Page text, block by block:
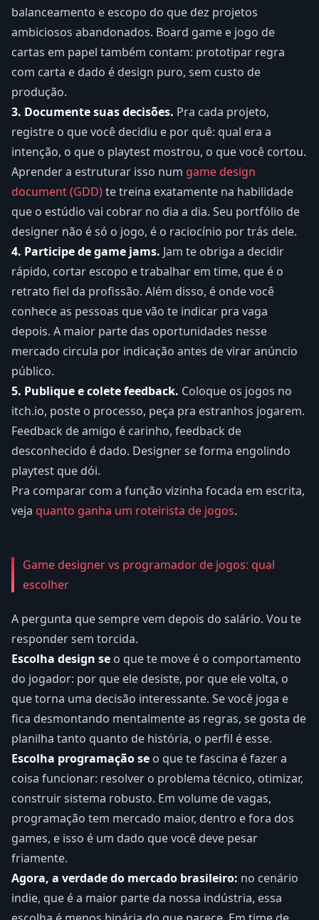
balanceamento e escopo do que dez projetos
ambiciosos abandonados. Board game e jogo de
cartas em papel também contam: prototipar regra
com carta e dado é design puro, sem custo de
produção.
3. Documente suas decisões. Pra cada projeto,
registre o que você decidiu e por quê: qual era a
intenção, o que o playtest mostrou, o que você cortou.
Aprender a estruturar isso num game design
document (GDD)te treina exatamente na habilidade
que o estúdio vai cobrar no dia a dia. Seu portfólio de
designer não é só o jogo, é o raciocínio por trás dele.
4. Participe de game jams. Jam te obriga a decidir
rápido, cortar escopo e trabalhar em time, que é o
retrato fiel da profissão. Além disso, é onde você
conhece as pessoas que vão te indicar pra vaga
depois. A maior parte das oportunidades nesse
mercado circula por indicação antes de virar anúncio
público.
5. Publique e colete feedback. Coloque os jogos no
itch.io, poste o processo, peça pra estranhos jogarem.
Feedback de amigo é carinho, feedback de
desconhecido é dado. Designer se forma engolindo
playtest que dói.
Pra comparar com a função vizinha focada em escrita,
veja quanto ganha um roteirista de jogos.
Game designer vs programador de jogos: qual
escolher
A pergunta que sempre vem depois do salário. Vou te
responder sem torcida.
Escolha design se o que te move é o comportamento
do jogador: por que ele desiste, por que ele volta, o
que torna uma decisão interessante. Se você joga e
fica desmontando mentalmente as regras, se gosta de
planilha tanto quanto de história, o perfil é esse.
Escolha programação se o que te fascina é fazer a
coisa funcionar: resolver o problema técnico, otimizar,
construir sistema robusto. Em volume de vagas,
programação tem mercado maior, dentro e fora dos
games, e isso é um dado que você deve pesar
friamente.
Agora, a verdade do mercado brasileiro: no cenário
indie, que é a maior parte da nossa indústria, essa